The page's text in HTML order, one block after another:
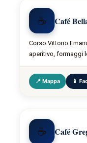
☕ Café
Corso Vittorio
aperitivo, formaggi
📍 Mappa 📱
☕ Café